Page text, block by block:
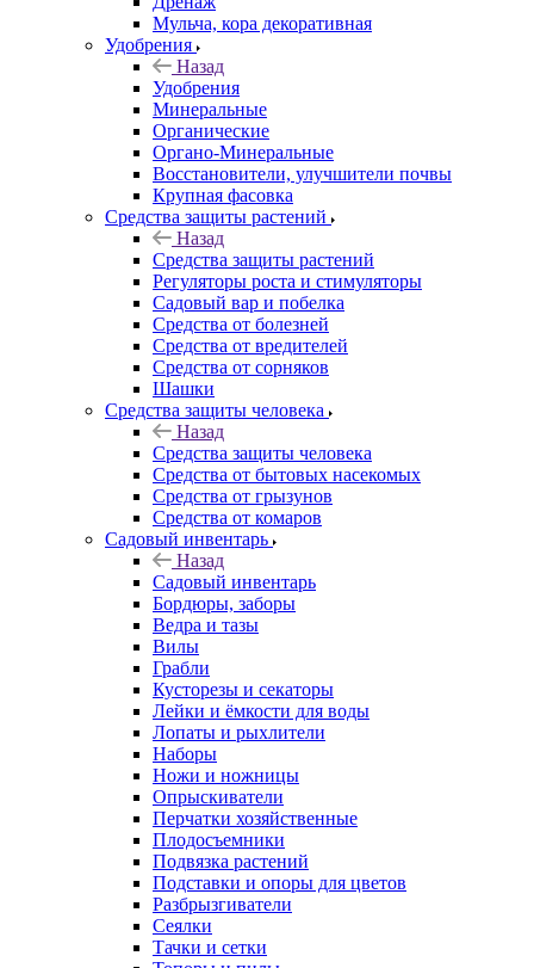
Мульча, кора декоративная
Удобрения
Назад
Удобрения
Минеральные
Органические
Органо-Минеральные
Восстановители, улучшители почвы
Крупная фасовка
Средства защиты растений
Назад
Средства защиты растений
Регуляторы роста и стимуляторы
Садовый вар и побелка
Средства от болезней
Средства от вредителей
Средства от сорняков
Шашки
Средства защиты человека
Назад
Средства защиты человека
Средства от бытовых насекомых
Средства от грызунов
Средства от комаров
Садовый инвентарь
Назад
Садовый инвентарь
Бордюры, заборы
Ведра и тазы
Вилы
Грабли
Кусторезы и секаторы
Лейки и ёмкости для воды
Лопаты и рыхлители
Наборы
Ножи и ножницы
Опрыскиватели
Перчатки хозяйственные
Плодосъемники
Подвязка растений
Подставки и опоры для цветов
Разбрызгиватели
Сеялки
Тачки и сетки